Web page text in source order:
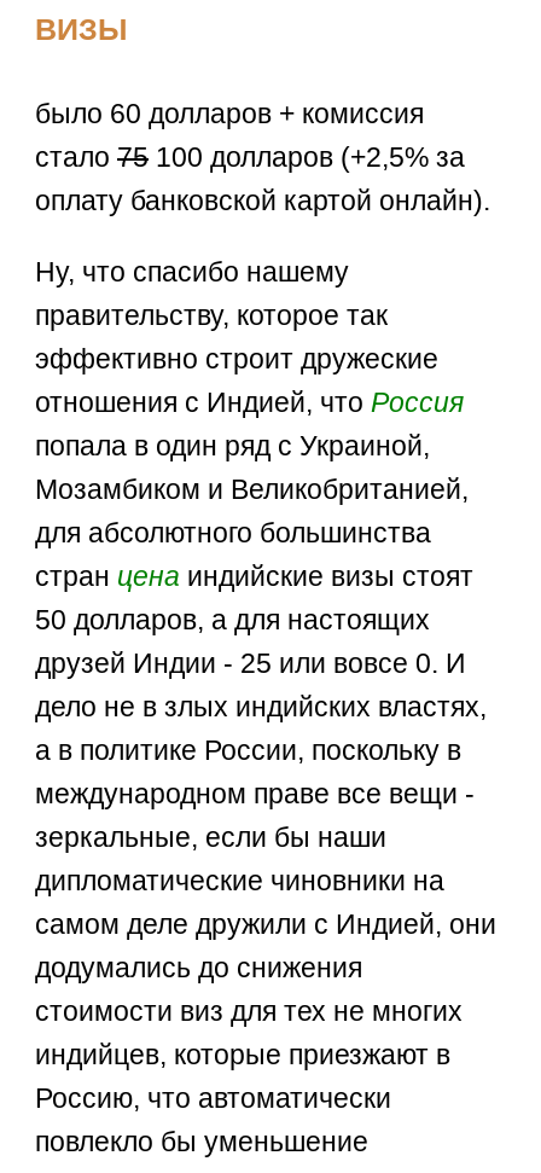
ВИЗЫ
было 60 долларов + комиссия
стало75 100 долларов (+2,5% за
оплату банковской картой онлайн).
Ну, что спасибо нашему
правительству, которое так
эффективно строит дружеские
отношения с Индией, что Россия
попала в один ряд с Украиной,
Мозамбиком и Великобританией,
для абсолютного большинства
стран цена индийские визы стоят
50 долларов, а для настоящих
друзей Индии - 25 или вовсе 0. И
дело не в злых индийских властях,
а в политике России, поскольку в
международном праве все вещи -
зеркальные, если бы наши
дипломатические чиновники на
самом деле дружили с Индией, они
додумались до снижения
стоимости виз для тех не многих
индийцев, которые приезжают в
Россию, что автоматически
повлекло бы уменьшение